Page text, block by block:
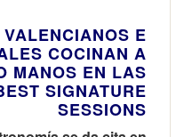
E
COCINAN A
MANOS EN LAS
SIGNATURE
SESSIONS